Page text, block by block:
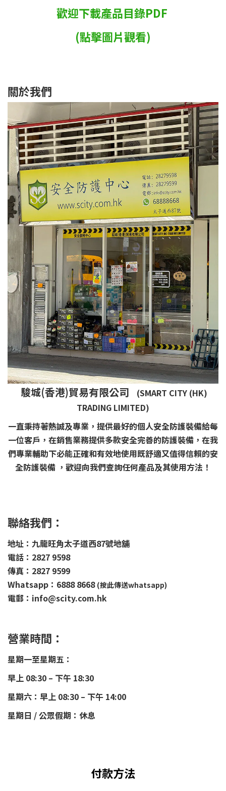
歡迎下載產品目錄PDF
(點擊圖片觀看)
關於我們
駿城(香港)貿易有限公司
(SMART CITY (HK)
TRADING LIMITED)
一直秉持著熱誠及專業，提供最好的個人安全防護裝備給每
一位客戶，在銷售業務提供多款安全完善的防護裝備，在我
們專業輔助下必能正確和有效地使用既舒適又值得信賴的安
全防護裝備 ，歡迎向我們查詢任何產品及其使用方法！
聯絡我們：
地址：九龍旺角太子道西87號地舖
電話：2827 9598
傳真：2827 9599
Whatsapp：6888 8668 (按此傳送whatsapp)
電郵：info@scity.com.hk
營業時間：
星期一至星期五：
早上 08:30 – 下午 18:30
星期六：早上 08:30 – 下午 14:00
星期日 / 公眾假期：休息
付款方法